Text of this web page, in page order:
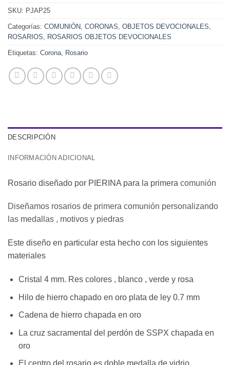
SKU: PJAP25
Categorías: COMUNIÓN CORONAS OBJETOS DEVOCIONALES
ROSARIOS
ROSARIOS OBJETOS DEVOCIONALES
Etiquetas: Corona Rosario
DESCRIPCIÓN
INFORMACIÓN ADICIONAL
Rosario diseñado por PIERINA para la primera comunión
Diseñamos rosarios de primera comunión personalizando
las medallas , motivos y piedras
Este diseño en particular esta hecho con los siguientes
materiales
Cristal 4 mm. Res colores , blanco , verde y rosa
Hilo de hierro chapado en oro plata de ley 0.7 mm
Cadena de hierro chapada en oro
La cruz sacramental del perdón de SSPX chapada en
oro